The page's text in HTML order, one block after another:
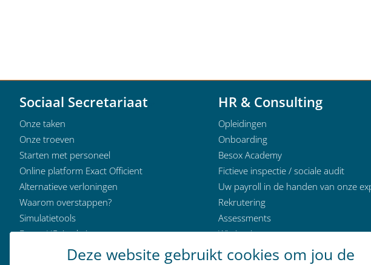
Sociaal Secretariaat
Onze taken
Onze troeven
Starten met personeel
Online platform Exact Officient
Alternatieve verloningen
Waarom overstappen?
Simulatietools
Besox HR Analytics
Klantervaringen
HR & Consulting
Opleidingen
Onboarding
Besox Academy
Fictieve inspectie / sociale audit
Uw payroll in de handen van onze
Rekrutering
Assessments
Wie is wie
Deze website gebruikt cookies om jou de